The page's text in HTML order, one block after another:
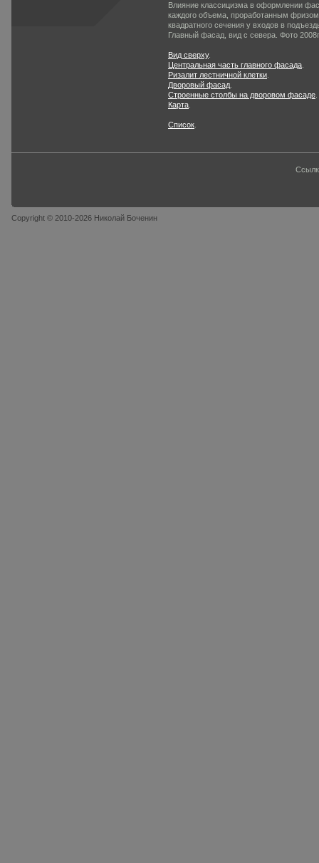
Влияние классицизма в оформлении
каждого объема, проработанным
квадратного сечения у входов в
Главный фасад, вид с севера. Фото
Вид сверху.
Центральная часть главного фасада
Ризалит лестничной клетки
Дворовый фасад
Строенные столбы на дворовом фасаде
Карта
Список
Copyright © 2010-2026 Николай Боченин